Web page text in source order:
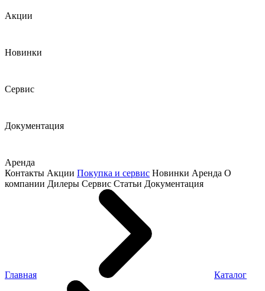
Акции
Новинки
Сервис
Документация
Аренда
Контакты Акции Покупка и сервис Новинки Аренда О
компании Дилеры Сервис Статьи Документация
Главная Каталог